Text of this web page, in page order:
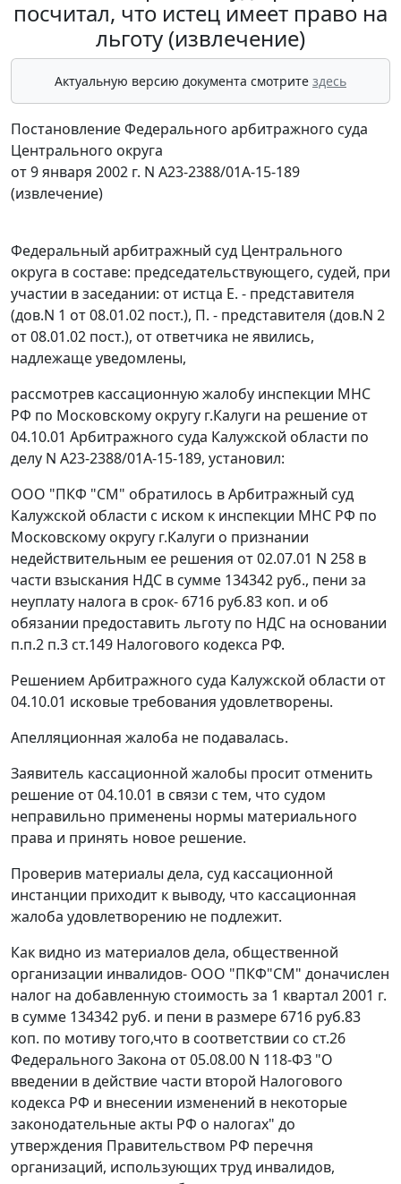
посчитал, что истец имеет право на
льготу (извлечение)
Актуальную версию документа смотрите здесь
Постановление Федерального арбитражного суда
Центрального округа
от 9 января 2002 г. N А23-2388/01А-15-189
(извлечение)
Федеральный арбитражный суд Центрального
округа в составе: председательствующего, судей, при
участии в заседании: от истца Е. - представителя
(дов.N 1 от 08.01.02 пост.), П. - представителя (дов.N 2
от 08.01.02 пост.), от ответчика не явились,
надлежаще уведомлены,
рассмотрев кассационную жалобу инспекции МНС
РФ по Московскому округу г.Калуги на решение от
04.10.01 Арбитражного суда Калужской области по
делу N А23-2388/01А-15-189, установил:
ООО "ПКФ "СМ" обратилось в Арбитражный суд
Калужской области с иском к инспекции МНС РФ по
Московскому округу г.Калуги о признании
недействительным ее решения от 02.07.01 N 258 в
части взыскания НДС в сумме 134342 руб., пени за
неуплату налога в срок- 6716 руб.83 коп. и об
обязании предоставить льготу по НДС на основании
п.п.2 п.3 ст.149 Налогового кодекса РФ.
Решением Арбитражного суда Калужской области от
04.10.01 исковые требования удовлетворены.
Апелляционная жалоба не подавалась.
Заявитель кассационной жалобы просит отменить
решение от 04.10.01 в связи с тем, что судом
неправильно применены нормы материального
права и принять новое решение.
Проверив материалы дела, суд кассационной
инстанции приходит к выводу, что кассационная
жалоба удовлетворению не подлежит.
Как видно из материалов дела, общественной
организации инвалидов- ООО "ПКФ"СМ" доначислен
налог на добавленную стоимость за 1 квартал 2001 г.
в сумме 134342 руб. и пени в размере 6716 руб.83
коп. по мотиву того,что в соответствии со ст.26
Федерального Закона от 05.08.00 N 118-ФЗ "О
введении в действие части второй Налогового
кодекса РФ и внесении изменений в некоторые
законодательные акты РФ о налогах" до
утверждения Правительством РФ перечня
организаций, использующих труд инвалидов,